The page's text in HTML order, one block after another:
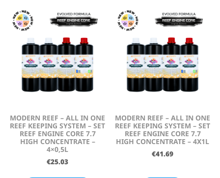
MODERN REEF – ALL IN ONE
REEF KEEPING SYSTEM – SET
REEF ENGINE CORE 7.7
HIGH CONCENTRATE –
4×0,5L
€25.03
MODERN REEF – ALL IN ONE
REEF KEEPING SYSTEM – SET
REEF ENGINE CORE 7.7
HIGH CONCENTRATE – 4X1L
€41.69